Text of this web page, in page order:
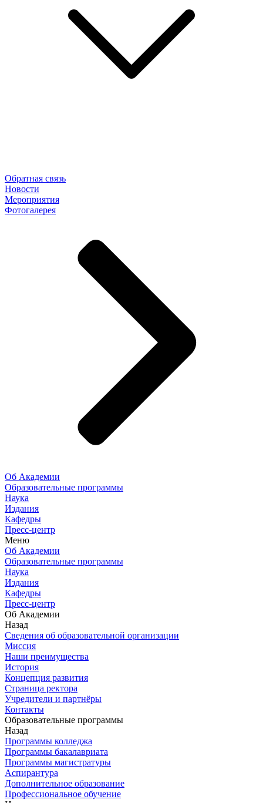
Обратная связь
Новости
Мероприятия
Фотогалерея
Об Академии
Образовательные программы
Наука
Издания
Кафедры
Пресс-центр
Меню
Об Академии
Образовательные программы
Наука
Издания
Кафедры
Пресс-центр
Об Академии
Назад
Сведения об образовательной организации
Миссия
Наши преимущества
История
Концепция развития
Страница ректора
Учредители и партнёры
Контакты
Образовательные программы
Назад
Программы колледжа
Программы бакалавриата
Программы магистратуры
Аспирантура
Дополнительное образование
Профессиональное обучение